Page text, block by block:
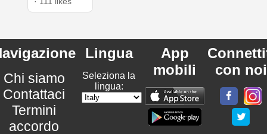
Chi siamo
Contattaci
Termini
accordo
Lingua
Seleziona la
lingua:
App
mobili
con noi